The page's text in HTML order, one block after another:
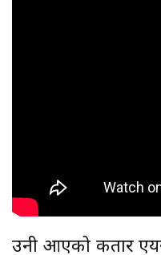
उनी आएको कतार